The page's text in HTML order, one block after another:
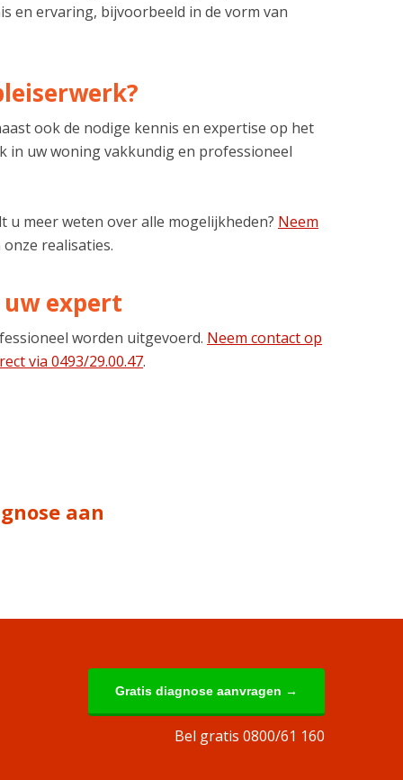
en ervaring, bijvoorbeeld in de vorm van
ook de nodige kennis en expertise op het
in uw woning vakkundig en professioneel
u meer weten over alle mogelijkheden? Neem
realisaties.
uw expert
worden uitgevoerd. Neem contact op
via 0493/29.00.47.
aan
Gratis diagnose aanvragen →
Bel gratis 0800/61 160